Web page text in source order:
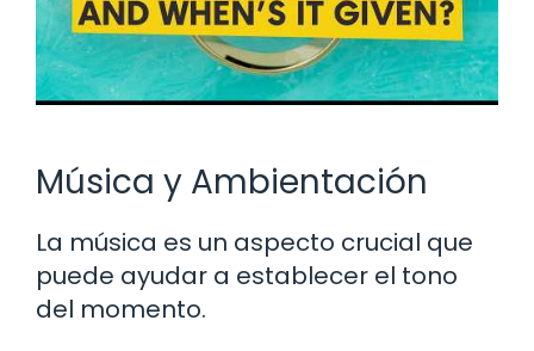
Música y Ambientación
La música es un aspecto crucial que
puede ayudar a establecer el tono
del momento.